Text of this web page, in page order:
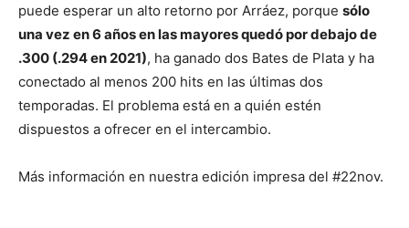
puede esperar un alto retorno por Arráez, porque sólo
una vez en 6 años en las mayores quedó por debajo de
.300 (.294 en 2021), ha ganado dos Bates de Plata y ha
conectado al menos 200 hits en las últimas dos
temporadas. El problema está en a quién estén
dispuestos a ofrecer en el intercambio.
Más información en nuestra edición impresa del #22nov.